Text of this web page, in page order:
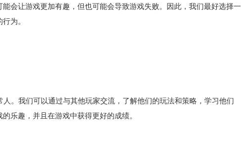
会让游戏更加有趣，但也可能会导致游戏失败。因此，我们最好选择一
为。
。我们可以通过与其他玩家交流，了解他们的玩法和策略，学习他们
乐趣，并且在游戏中获得更好的成绩。